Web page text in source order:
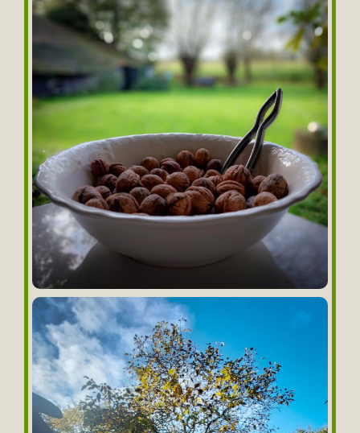
PARTICULIER